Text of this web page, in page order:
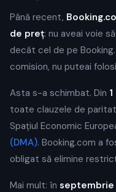
Până recent,
de preț: nu aveai voie
decât cel de pe
comision, nu puteai
Asta s-a schimbat. Din
toate clauzele de
Spațiul Economic
(DMA). Booking.com a
obligat să elimine
Mai mult: în septembrie